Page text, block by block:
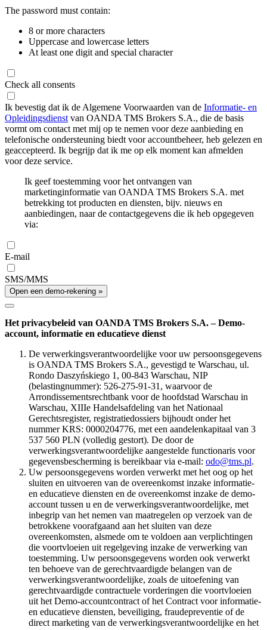
The password must contain:
8 or more characters
Uppercase and lowercase letters
At least one digit and special character
Check all consents
Ik bevestig dat ik de Algemene Voorwaarden van de Informatie- en
Opleidingsdienst van OANDA TMS Brokers S.A., die de basis
vormt om contact met mij op te nemen voor deze aanbieding en
telefonische ondersteuning biedt voor accountbeheer, heb gelezen en
geaccepteerd. Ik begrijp dat ik me op elk moment kan afmelden
voor deze service.
Ik geef toestemming voor het ontvangen van
marketinginformatie van OANDA TMS Brokers S.A. met
betrekking tot producten en diensten, bijv. nieuws en
aanbiedingen, naar de contactgegevens die ik heb opgegeven
via:
E-mail
SMS/MMS
Open een demo-rekening »
Het privacybeleid van OANDA TMS Brokers S.A. – Demo-
account, informatie en educatieve dienst
De verwerkingsverantwoordelijke voor uw persoonsgegevens
is OANDA TMS Brokers S.A., gevestigd te Warschau, ul.
Rondo Daszyńskiego 1, 00-843 Warschau, NIP
(belastingnummer): 526-275-91-31, waarvoor de
Arrondissementsrechtbank voor de hoofdstad Warschau in
Warschau, XIIIe Handelsafdeling van het Nationaal
Gerechtsregister, registratiedossiers bijhoudt onder het
nummer KRS: 0000204776, met een aandelenkapitaal van 3
537 560 PLN (volledig gestort). De door de
verwerkingsverantwoordelijke aangestelde functionaris voor
gegevensbescherming is bereikbaar via e-mail: odo@tms.pl.
Uw persoonsgegevens worden verwerkt met het oog op het
sluiten en uitvoeren van de overeenkomst inzake informatie-
en educatieve diensten en de overeenkomst inzake de demo-
account tussen u en de verwerkingsverantwoordelijke, met
inbegrip van het nemen van maatregelen op verzoek van de
betrokkene voorafgaand aan het sluiten van deze
overeenkomsten, alsmede om te voldoen aan verplichtingen
die voortvloeien uit regelgeving inzake de verwerking van
toestemming. Uw persoonsgegevens worden ook verwerkt
ten behoeve van de gerechtvaardigde belangen van de
verwerkingsverantwoordelijke, zoals de uitoefening van
gerechtvaardigde contractuele vorderingen die voortvloeien
uit het Demo-accountcontract of het Contract voor informatie-
en educatieve diensten, beveiliging, fraudepreventie of de
direct marketing van de verwerkingsverantwoordelijke en het